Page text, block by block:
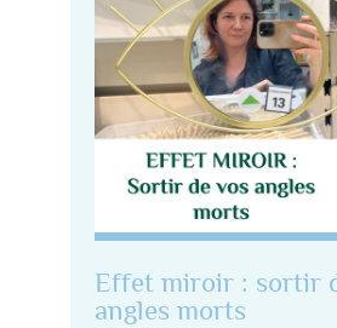
Effet miroir : sortir
angles morts